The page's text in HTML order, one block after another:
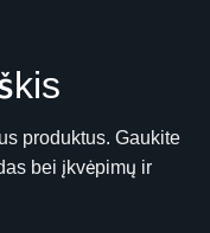
produktus. Gaukite
bei įkvėpimų ir